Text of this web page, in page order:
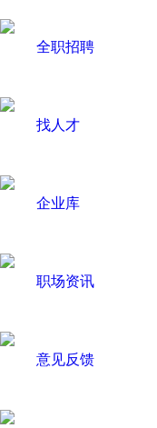
全职招聘
找人才
企业库
职场资讯
意见反馈